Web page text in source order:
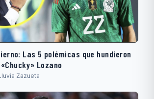
Las 5 polémicas que hundieron
Lozano
Zazueta